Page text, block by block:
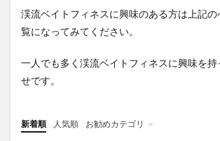
渓流ベイトフィネスに興味のある方は上記
覧になってみてください。
一人でも多く渓流ベイトフィネスに興味を
せです。
新着順 人気順 お勧めカテゴリ